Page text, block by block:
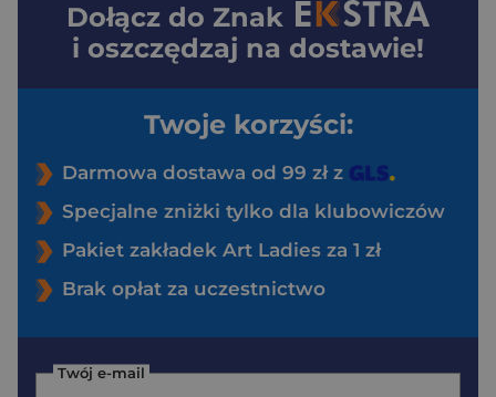
Dołącz do Znak
i oszczędzaj na dostawie!
Twoje korzyści:
Darmowa dostawa od 99 zł z
Specjalne zniżki tylko dla klubowiczów
Pakiet zakładek Art Ladies za 1 zł
Brak opłat za uczestnictwo
Twój e-mail